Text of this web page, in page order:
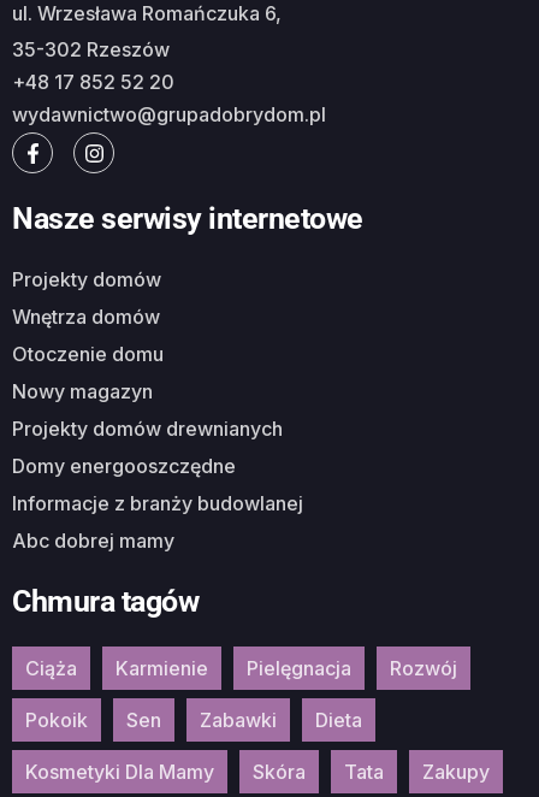
ul. Wrzesława Romańczuka 6,
35-302 Rzeszów
+48 17 852 52 20
wydawnictwo@grupadobrydom.pl
Nasze serwisy internetowe
Projekty domów
Wnętrza domów
Otoczenie domu
Nowy magazyn
Projekty domów drewnianych
Domy energooszczędne
Informacje z branży budowlanej
Abc dobrej mamy
Chmura tagów
Ciąża Karmienie Pielęgnacja Rozwój
Pokoik Sen Zabawki Dieta
Kosmetyki Dla Mamy Skóra Tata Zakupy